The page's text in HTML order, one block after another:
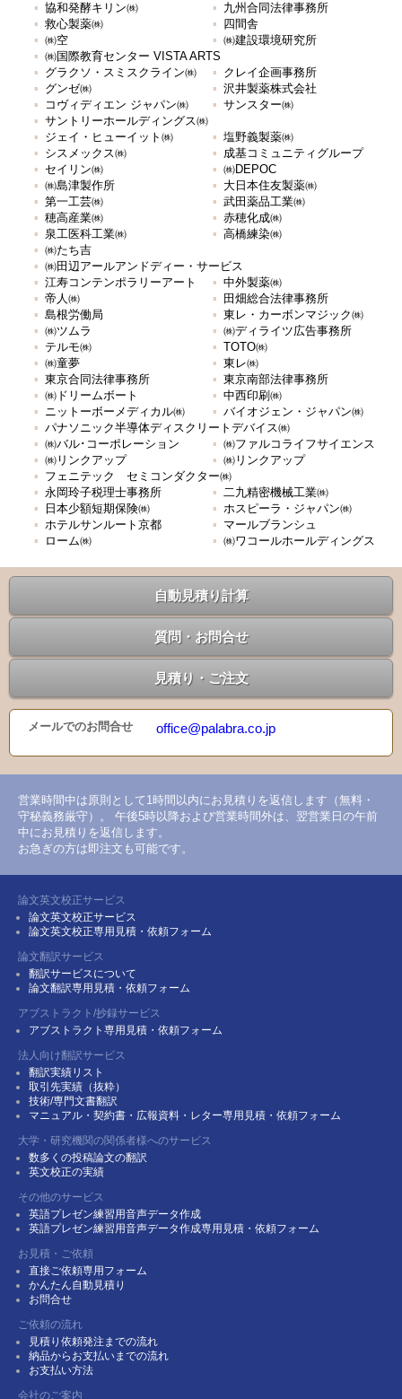
協和発酵キリン㈱
九州合同法律事務所
救心製薬㈱
四間舎
㈱空
㈱建設環境研究所
㈱国際教育センター VISTA ARTS
グラクソ・スミスクライン㈱
クレイ企画事務所
グンゼ㈱
沢井製薬株式会社
コヴィディエン ジャパン㈱
サンスター㈱
サントリーホールディングス㈱
ジェイ・ヒューイット㈱
塩野義製薬㈱
シスメックス㈱
成基コミュニティグループ
セイリン㈱
㈱DEPOC
㈱島津製作所
大日本住友製薬㈱
第一工芸㈱
武田薬品工業㈱
穂高産業㈱
赤穂化成㈱
泉工医科工業㈱
高橋練染㈱
㈱たち吉
㈱田辺アールアンドディー・サービス
江寿コンテンポラリーアート
中外製薬㈱
帝人㈱
田畑総合法律事務所
島根労働局
東レ・カーボンマジック㈱
㈱ツムラ
㈱ディライツ広告事務所
テルモ㈱
TOTO㈱
㈱童夢
東レ㈱
東京合同法律事務所
東京南部法律事務所
㈱ドリームボート
中西印刷㈱
ニットーボーメディカル㈱
バイオジェン・ジャパン㈱
パナソニック半導体ディスクリートデバイス㈱
㈱バル･コーポレーション
㈱ファルコライフサイエンス
㈱リンクアップ
㈱リンクアップ
フェニテック セミコンダクター㈱
永岡玲子税理士事務所
二九精密機械工業㈱
日本少額短期保険㈱
ホスピーラ・ジャパン㈱
ホテルサンルート京都
マールブランシュ
ローム㈱
㈱ワコールホールディングス
自動見積り計算
質問・お問合せ
見積り・ご注文
メールでのお問合せ office@palabra.co.jp
営業時間中は原則として1時間以内にお見積りを返信します（無料・
守秘義務厳守）。 午後5時以降および営業時間外は、翌営業日の午前
中にお見積りを返信します。
お急ぎの方は即注文も可能です。
論文英文校正サービス
論文英文校正サービス
論文英文校正専用見積・依頼フォーム
論文翻訳サービス
翻訳サービスについて
論文翻訳専用見積・依頼フォーム
アブストラクト/抄録サービス
アブストラクト専用見積・依頼フォーム
法人向け翻訳サービス
翻訳実績リスト
取引先実績（抜粋）
技術/専門文書翻訳
マニュアル・契約書・広報資料・レター専用見積・依頼フォーム
大学・研究機関の関係者様へのサービス
数多くの投稿論文の翻訳
英文校正の実績
その他のサービス
英語プレゼン練習用音声データ作成
英語プレゼン練習用音声データ作成専用見積・依頼フォーム
お見積・ご依頼
直接ご依頼専用フォーム
かんたん自動見積り
お問合せ
ご依頼の流れ
見積り依頼発注までの流れ
納品からお支払いまでの流れ
お支払い方法
会社のご案内